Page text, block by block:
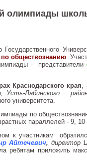
олимпиады
Государственного
по обществознанию.
- представители
Краснодарского края,
Усть-Лабинского
университета.
по
параллелей - 9, 10
к участникам
Айтечевич,директор
ребятам приложить